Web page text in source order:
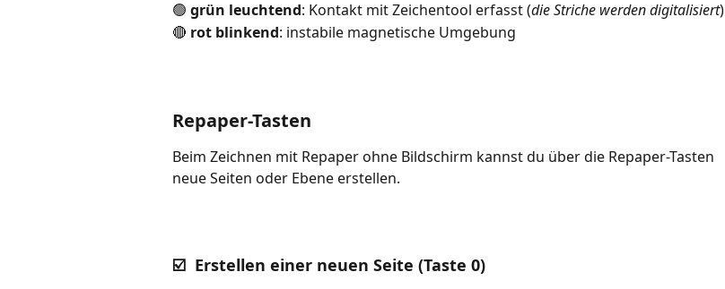
🟢 grün leuchtend: Kontakt mit Zeichentool erfasst (die Striche werden digitalisiert)
🔴 rot blinkend: instabile magnetische Umgebung
Repaper-Tasten
Beim Zeichnen mit Repaper ohne Bildschirm kannst du über die Repaper-Tasten
neue Seiten oder Ebene erstellen.
☑️  Erstellen einer neuen Seite (Taste 0)